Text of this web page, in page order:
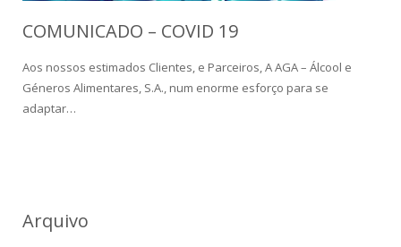
COMUNICADO – COVID 19
Aos nossos estimados Clientes, e Parceiros, A AGA – Álcool e
Géneros Alimentares, S.A., num enorme esforço para se
adaptar…
Arquivo